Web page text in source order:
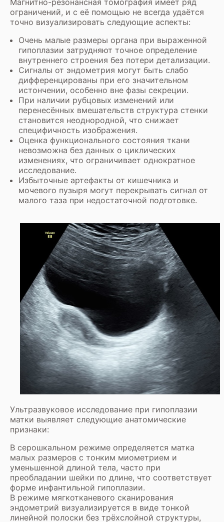
Магнитно-резонансная томография имеет ряд
ограничений, и с её помощью не всегда удаётся
точно визуализировать следующие аспекты:
Очень малые размеры органа при выраженной
гипоплазии затрудняют точное определение
внутреннего строения без потери детализации.
Сигналы от эндометрия могут быть слабо
дифференцированы при его значительном
истончении, особенно вне фазы секреции.
При наличии рубцовых изменений или
перенесённых вмешательств структура стенки
становится неоднородной, что снижает
специфичность изображения.
Оценка функционального состояния ткани
невозможна без данных о циклических
изменениях, что ограничивает однократное
исследование.
Избыточные артефакты от кишечника и
мочевого пузыря могут перекрывать сигнал от
малого таза при недостаточной подготовке.
Ультразвуковое исследование при гипоплазии
матки выявляет следующие анатомические
признаки:
В серошкальном режиме определяется матка
малых размеров с тонким миометрием и
уменьшенной длиной тела, часто при
преобладании шейки по длине, что соответствует
форме инфантильной гипоплазии.
В режиме мягкотканевого сканирования
эндометрий визуализируется в виде тонкой
линейной полоски без трёхслойной структуры,